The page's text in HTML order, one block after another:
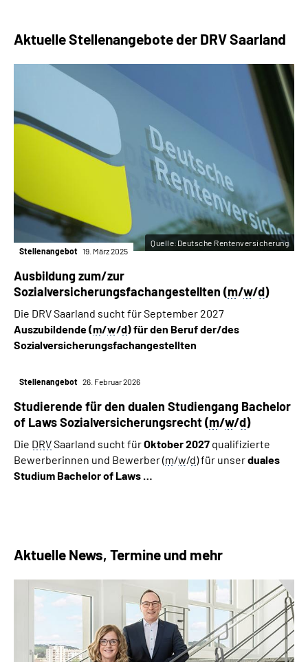
Aktuelle Stellenangebote der DRV Saarland
Stellenangebot 19. März 2025
Ausbildung zum/zur
Sozialversicherungsfachangestellten (m/w/d)
Die DRV Saarland sucht für September 2027
Auszubildende (m/w/d) für den Beruf der/des
Sozialversicherungsfachangestellten
Quelle:Deutsche Rentenversicherung
Stellenangebot 26. Februar 2026
Studierende für den dualen Studiengang Bachelor
of Laws Sozialversicherungsrecht (m/w/d)
Die DRVSaarland sucht fürOktober 2027 qualifizierte
Bewerberinnen und Bewerber (m/w/d) für unserduales
Studium Bachelor of Laws …
Aktuelle News, Termine und mehr